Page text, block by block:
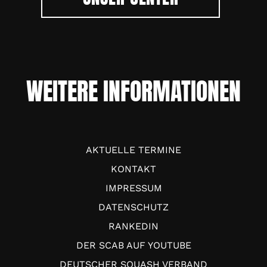
WEITERE INFORMATIONEN
AKTUELLE TERMINE
KONTAKT
IMPRESSUM
DATENSCHUTZ
RANKEDIN
DER SCAB AUF YOUTUBE
DEUTSCHER SQUASH VERBAND